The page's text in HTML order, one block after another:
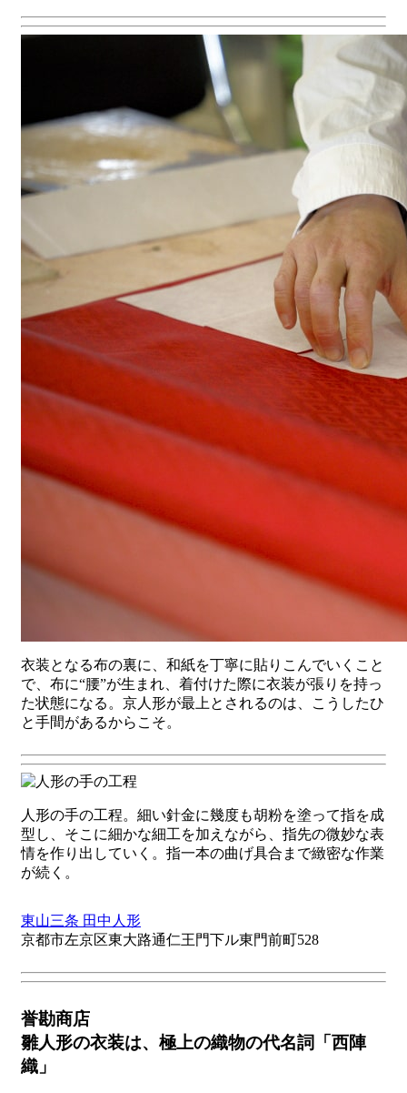
衣装となる布の裏に、和紙を丁寧に貼りこんでいくこと
で、布に“腰”が生まれ、着付けた際に衣装が張りを持っ
た状態になる。京人形が最上とされるのは、こうしたひ
と手間があるからこそ。
人形の手の工程。細い針金に幾度も胡粉を塗って指を成
型し、そこに細かな細工を加えながら、指先の微妙な表
情を作り出していく。指一本の曲げ具合まで緻密な作業
が続く。
東山三条 田中人形
京都市左京区東大路通仁王門下ル東門前町528
誉勘商店
雛人形の衣装は、極上の織物の代名詞「西陣
織」